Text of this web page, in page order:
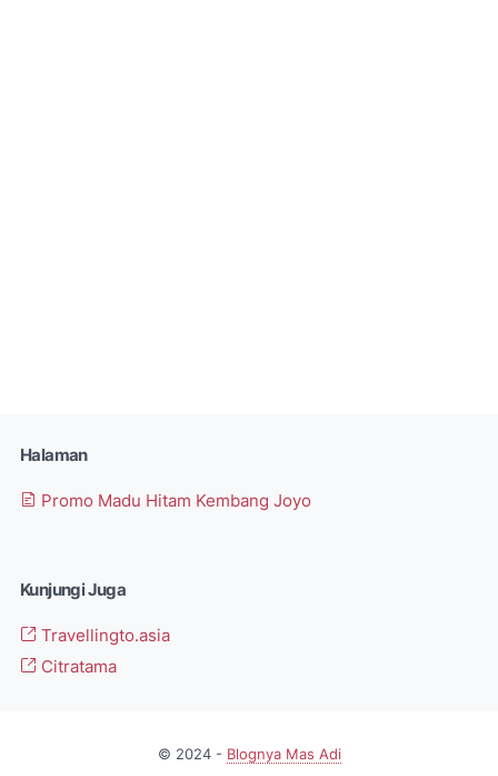
Halaman
Promo Madu Hitam Kembang Joyo
Kunjungi Juga
Travellingto.asia
Citratama
© 2024 - Blognya Mas Adi